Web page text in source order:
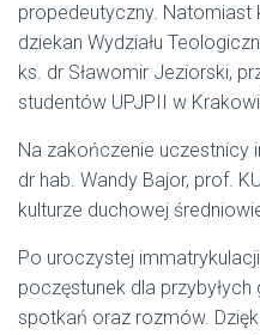
propedeutyczny. Natomiast
dziekan Wydziału
ks. dr Sławomir Jeziorski,
studentów UPJPII w
Na zakończenie uczestnicy
dr hab. Wandy Bajor, prof.
kulturze duchowej
Po uroczystej
poczęstunek dla
spotkań oraz rozmów.